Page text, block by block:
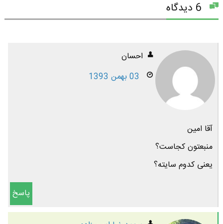
احسان
03 بهمن 1393
آقا امین
منبعتون کجاست؟
یعنی کدوم سایته؟
پاسخ